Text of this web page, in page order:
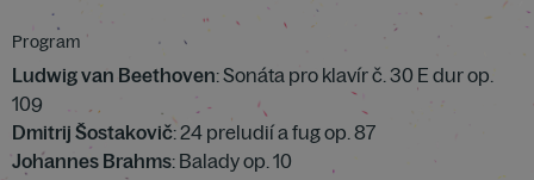
Program
Ludwig van Beethoven: Sonáta pro klavír č. 30 E dur op.
109
Dmitrij Šostakovič: 24 preludií a fug op. 87
Johannes Brahms: Balady op. 10